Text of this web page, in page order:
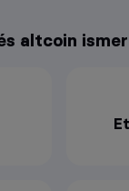
altcoin